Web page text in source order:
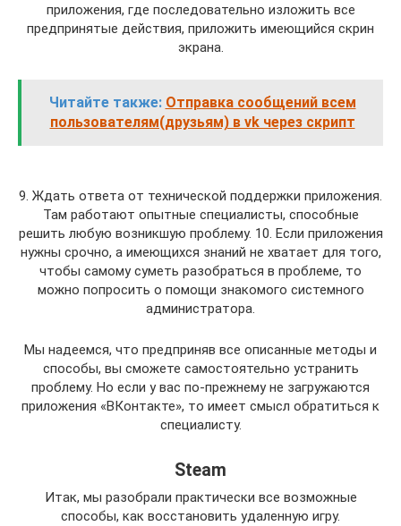
приложения, где последовательно изложить все
предпринятые действия, приложить имеющийся скрин
экрана.
Читайте также: Отправка сообщений всем
пользователям(друзьям) в vk через скрипт
9. Ждать ответа от технической поддержки приложения.
Там работают опытные специалисты, способные
решить любую возникшую проблему. 10. Если приложения
нужны срочно, а имеющихся знаний не хватает для того,
чтобы самому суметь разобраться в проблеме, то
можно попросить о помощи знакомого системного
администратора.
Мы надеемся, что предприняв все описанные методы и
способы, вы сможете самостоятельно устранить
проблему. Но если у вас по-прежнему не загружаются
приложения «ВКонтакте», то имеет смысл обратиться к
специалисту.
Steam
Итак, мы разобрали практически все возможные
способы, как восстановить удаленную игру.